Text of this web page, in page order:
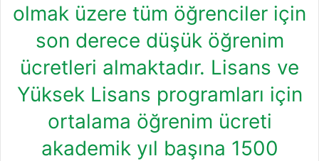
olmak üzere tüm öğrenciler için
son derece düşük öğrenim
ücretleri almaktadır. Lisans ve
Yüksek Lisans programları için
ortalama öğrenim ücreti
akademik yıl başına 1500